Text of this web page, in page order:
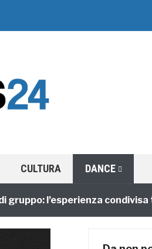
CULTURA DANCE
l’esperienza condivisa